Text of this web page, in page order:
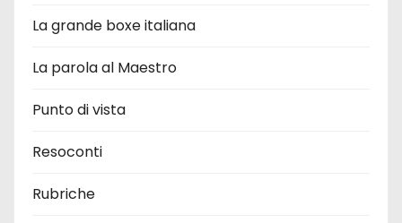
La grande boxe italiana
La parola al Maestro
Punto di vista
Resoconti
Rubriche